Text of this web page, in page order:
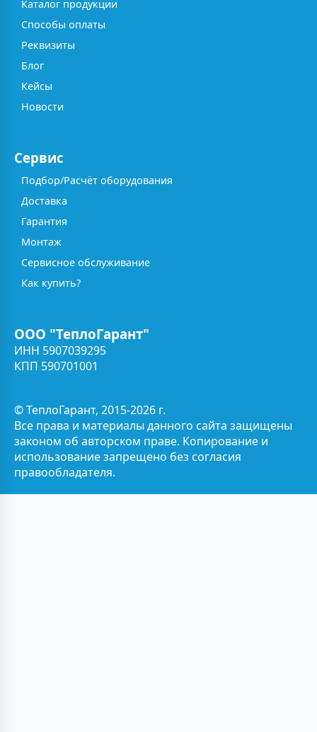
Каталог продукции
Способы оплаты
Реквизиты
Блог
Кейсы
Новости
Сервис
Подбор/Расчёт оборудования
Доставка
Гарантия
Монтаж
Сервисное обслуживание
Как купить?
ООО "ТеплоГарант"
ИНН 5907039295
КПП 590701001
© ТеплоГарант, 2015-2026 г.
Все права и материалы данного сайта защищены
законом об авторском праве. Копирование и
использование запрещено без согласия
правообладателя.